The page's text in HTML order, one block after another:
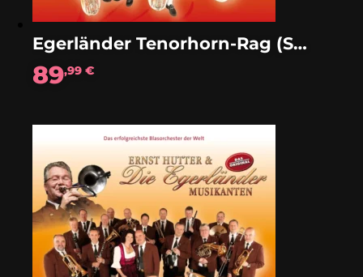
Egerländer Tenorhorn-Rag (Solo)
89,99€